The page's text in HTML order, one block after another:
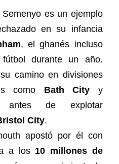
es un ejemplo
en su infancia
, el ghanés incluso
durante un año.
camino en divisiones
como Bath City y
de explotar
City.
apostó por él con
a los 10 millones de